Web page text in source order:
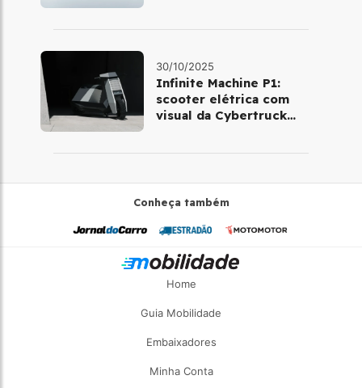
30/10/2025
Infinite Machine P1:
scooter elétrica com
visual da Cybertruck
Conheça também
Home
Guia Mobilidade
Embaixadores
Minha Conta